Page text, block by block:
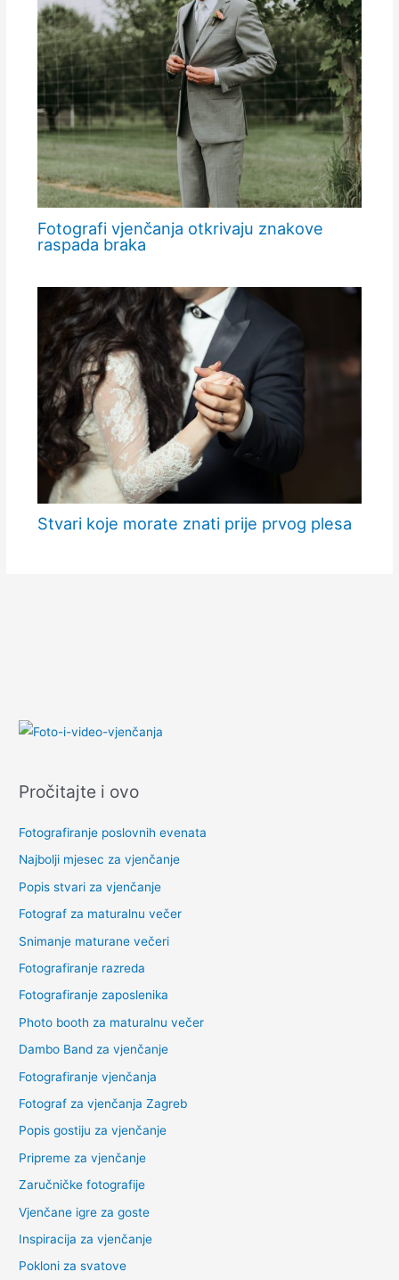
Fotografi vjenčanja otkrivaju znakove
raspada braka
Stvari koje morate znati prije prvog plesa
Pročitajte i ovo
Fotografiranje poslovnih evenata
Najbolji mjesec za vjenčanje
Popis stvari za vjenčanje
Fotograf za maturalnu večer
Snimanje maturane večeri
Fotografiranje razreda
Fotografiranje zaposlenika
Photo booth za maturalnu večer
Dambo Band za vjenčanje
Fotografiranje vjenčanja
Fotograf za vjenčanja Zagreb
Popis gostiju za vjenčanje
Pripreme za vjenčanje
Zaručničke fotografije
Vjenčane igre za goste
Inspiracija za vjenčanje
Pokloni za svatove